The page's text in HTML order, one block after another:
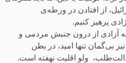
از افتادن در ورطه‌ی
پرهیز کنیم.
آزادی از درون جنبش مردمی و
بی‌گمان تنها امید، در بطن
ولو اقلیت نهفته است.